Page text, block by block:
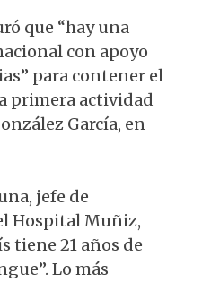
que “hay una
con apoyo
para contener el
primera actividad
García, en
jefe de
Hospital Muñiz,
tiene 21 años de
Lo más